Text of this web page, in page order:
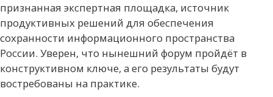
признанная экспертная площадка, источник
продуктивных решений для обеспечения
сохранности информационного пространства
России. Уверен, что нынешний форум пройдёт в
конструктивном ключе, а его результаты будут
востребованы на практике.